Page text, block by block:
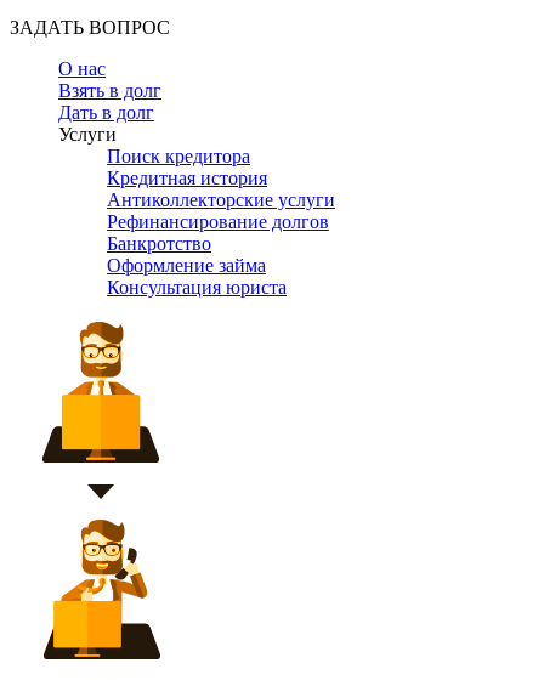
ЗАДАТЬ ВОПРОС
О нас
Взять в долг
Дать в долг
Услуги
Поиск кредитора
Кредитная история
Антиколлекторские услуги
Рефинансирование долгов
Банкротство
Оформление займа
Консультация юриста